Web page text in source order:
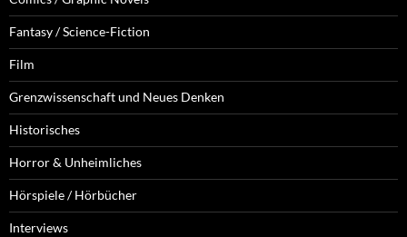
Fantasy / Science-Fiction
Film
Grenzwissenschaft und Neues Denken
Historisches
Horror & Unheimliches
Hörspiele / Hörbücher
Interviews